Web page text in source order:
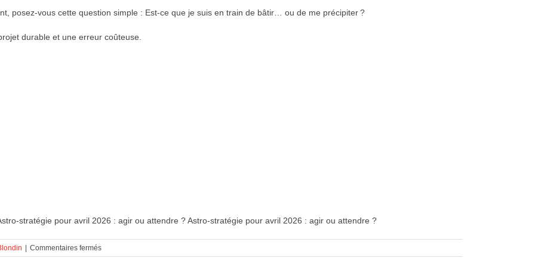
posez-vous cette question simple : Est-ce que je suis en train de bâtir… ou de me précipiter ?
durable et une erreur coûteuse.
stratégie pour avril 2026 : agir ou attendre ? Astro-stratégie pour avril 2026 : agir ou attendre ?
| Commentaires ferméssur
Astro-